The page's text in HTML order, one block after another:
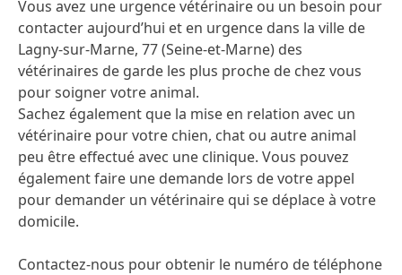
Vous avez une urgence vétérinaire ou un besoin pour
contacter aujourd’hui et en urgence dans la ville de
Lagny-sur-Marne, 77 (Seine-et-Marne) des
vétérinaires de garde les plus proche de chez vous
pour soigner votre animal.
Sachez également que la mise en relation avec un
vétérinaire pour votre chien, chat ou autre animal
peu être effectué avec une clinique. Vous pouvez
également faire une demande lors de votre appel
pour demander un vétérinaire qui se déplace à votre
domicile.
Contactez-nous pour obtenir le numéro de téléphone